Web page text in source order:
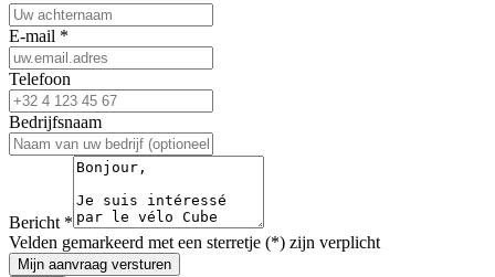
E-mail *
Telefoon
Bedrijfsnaam
Bericht *
Velden gemarkeerd met een sterretje (*) zijn verplicht
Mijn aanvraag versturen